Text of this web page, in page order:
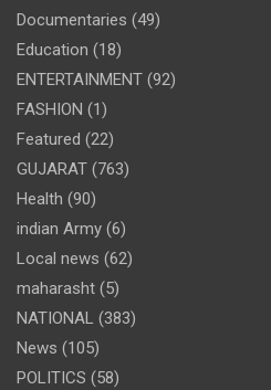
Documentaries (49)
Education (18)
ENTERTAINMENT (92)
FASHION (1)
Featured (22)
GUJARAT (763)
Health (90)
indian Army (6)
Local news (62)
maharasht (5)
NATIONAL (383)
News (105)
POLITICS (58)